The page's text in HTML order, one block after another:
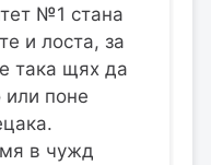
№1 стана
и лоста, за
така щях да
или поне
в чужд